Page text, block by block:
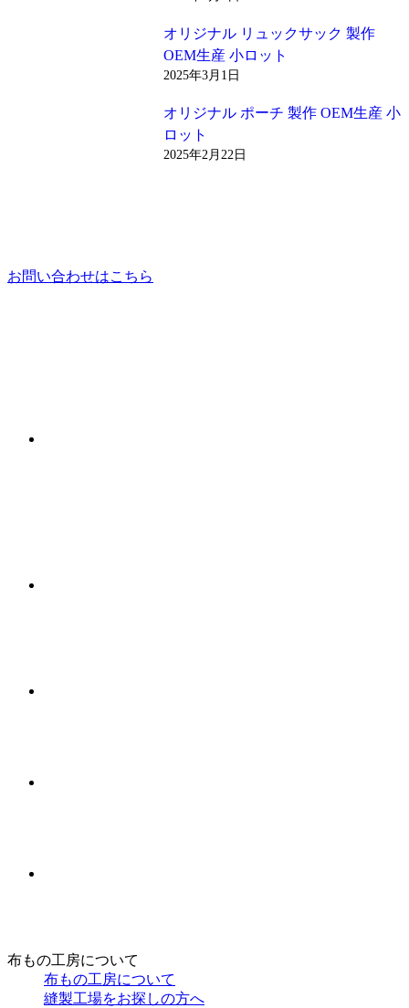
オリジナル リュックサック 製作
OEM生産 小ロット
2025年3月1日
オリジナル ポーチ 製作 OEM生産 小
ロット
2025年2月22日
お問い合わせはこちら
布もの工房について
布もの工房について
縫製工場をお探しの方へ